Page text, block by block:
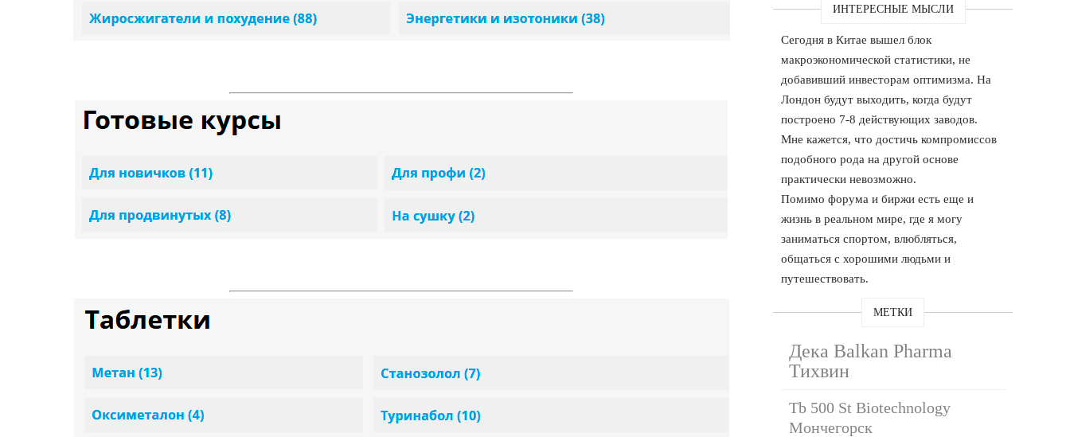
ИНТЕРЕСНЫЕ МЫСЛИ
Сегодня в Китае вышел блок
макроэкономической статистики, не
добавивший инвесторам оптимизма. На
Лондон будут выходить, когда будут
построено 7-8 действующих заводов.
Мне кажется, что достичь компромиссов
подобного рода на другой основе
практически невозможно.
Помимо форума и биржи есть еще и
жизнь в реальном мире, где я могу
заниматься спортом, влюбляться,
общаться с хорошими людьми и
путешествовать.
МЕТКИ
Дека Balkan Pharma
Тихвин
Tb 500 St Biotechnology
Мончегорск